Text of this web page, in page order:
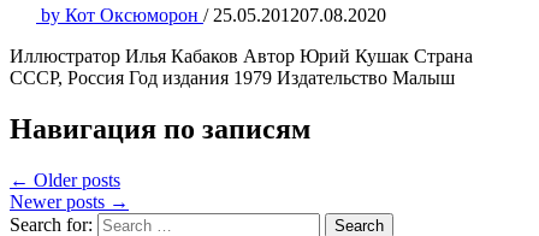
by Кот Оксюморон / 25.05.201207.08.2020
Иллюстратор Илья Кабаков Автор Юрий Кушак Страна
СССР, Россия Год издания 1979 Издательство Малыш
Навигация по записям
← Older posts
Newer posts →
Search for:
Search